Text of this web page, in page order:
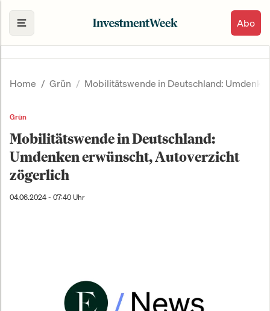
Abo
Home Grün Mobilitätswende in Deutschland:
Grün
Mobilitätswende in Deutschland:
Umdenken erwünscht, Autoverzicht
zögerlich
04.06.2024 - 07:40 Uhr